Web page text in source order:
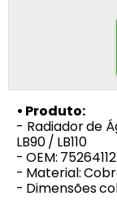
• Produto:
- Radiador de
LB90 / LB110
- OEM:
- Material:
- Dimensões